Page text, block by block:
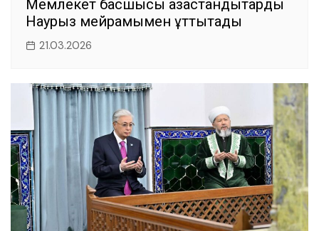
Мемлекет басшысы қазақстандықтарды
Наурыз мейрамымен құттықтады
21.03.2026